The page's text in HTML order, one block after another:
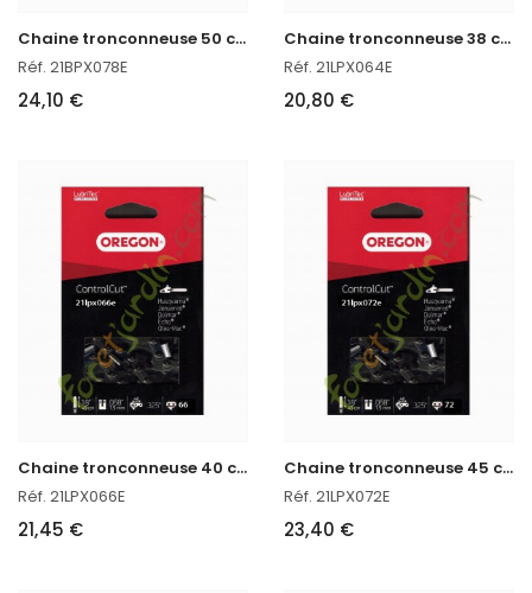
C
haine tronconneuse 50 cm Oregon réf : 21BPX078E
Réf. 21BPX078E
24,10 €
C
haine tronconneuse 38 cm Oregon réf : 21LPX064E
Réf. 21LPX064E
20,80 €
C
haine tronconneuse 40 cm Oregon réf : 21LPX066E
Réf. 21LPX066E
21,45 €
C
haine tronconneuse 45 cm Oregon réf : 21LPX072E
Réf. 21LPX072E
23,40 €